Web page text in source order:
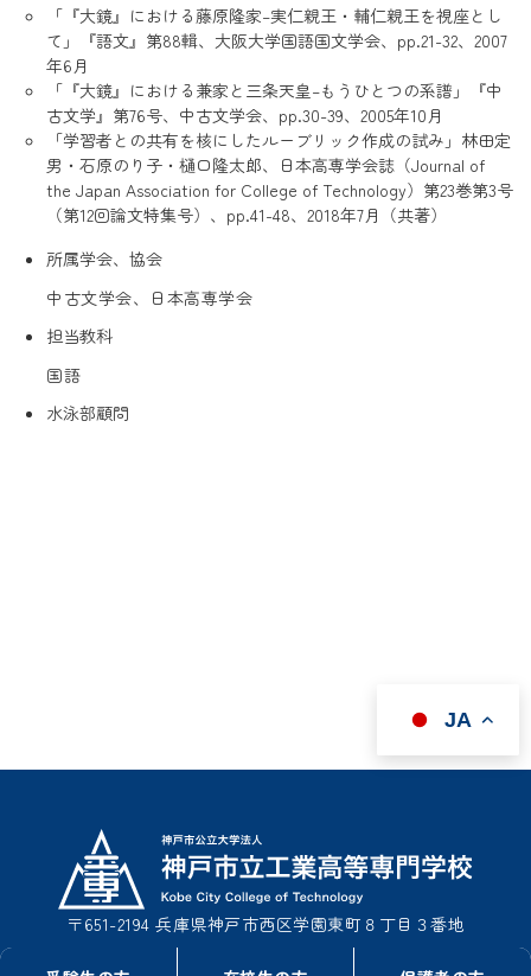
「『大鏡』における藤原隆家–実仁親王・輔仁親王を視座とし
て」『語文』第88輯、大阪大学国語国文学会、pp.21-32、2007
年6月
「『大鏡』における兼家と三条天皇–もうひとつの系譜」『中
古文学』第76号、中古文学会、pp.30-39、2005年10月
「学習者との共有を核にしたルーブリック作成の試み」林田定
男・石原のり子・樋口隆太郎、日本高専学会誌（Journal of
the Japan Association for College of Technology）第23巻第3号
（第12回論文特集号）、pp.41-48、2018年7月（共著）
所属学会、協会
中古文学会、日本高専学会
担当教科
国語
水泳部顧問
JA
〒651-2194 兵庫県神戸市西区学園東町８丁目３番地
TEL : 078-795-3311（事務室総務課）